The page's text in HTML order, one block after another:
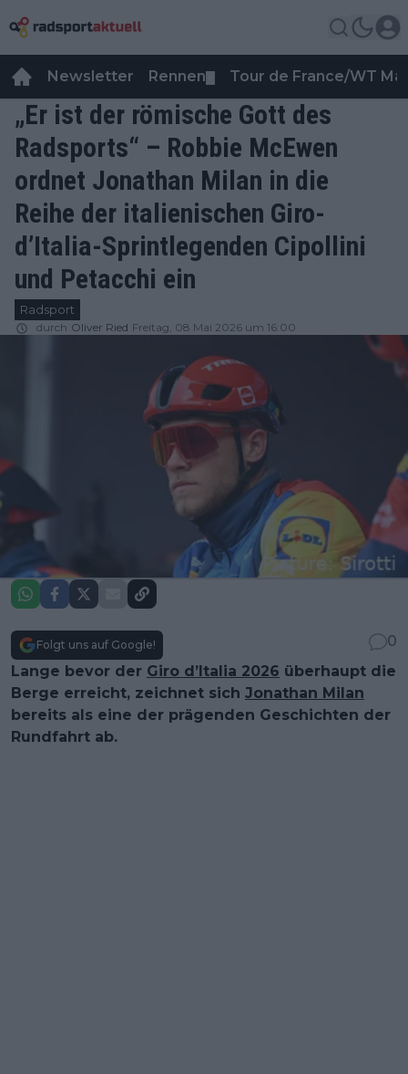
Newsletter Rennen Tour de France/WT
„Er ist der römische Gott des
Radsports“ – Robbie McEwen
ordnet Jonathan Milan in die
Reihe der italienischen Giro-
d’Italia-Sprintlegenden Cipollini
und Petacchi ein
Radsport
durch Oliver Ried Freitag, 08 Mai 2026 um 16:00
Folgt uns auf Google!
0
Lange bevor der Giro d’Italia 2026 überhaupt die
Berge erreicht, zeichnet sich Jonathan Milan
bereits als eine der prägenden Geschichten der
Rundfahrt ab.